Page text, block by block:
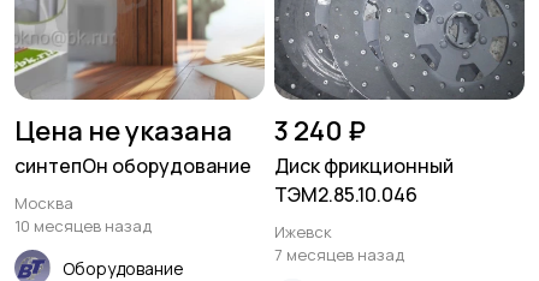
Цена не указана
синтепОн оборудование
Москва
10 месяцев назад
Оборудование
3 240 ₽
Диск фрикционный
ТЭМ2.85.10.046
Ижевск
7 месяцев назад